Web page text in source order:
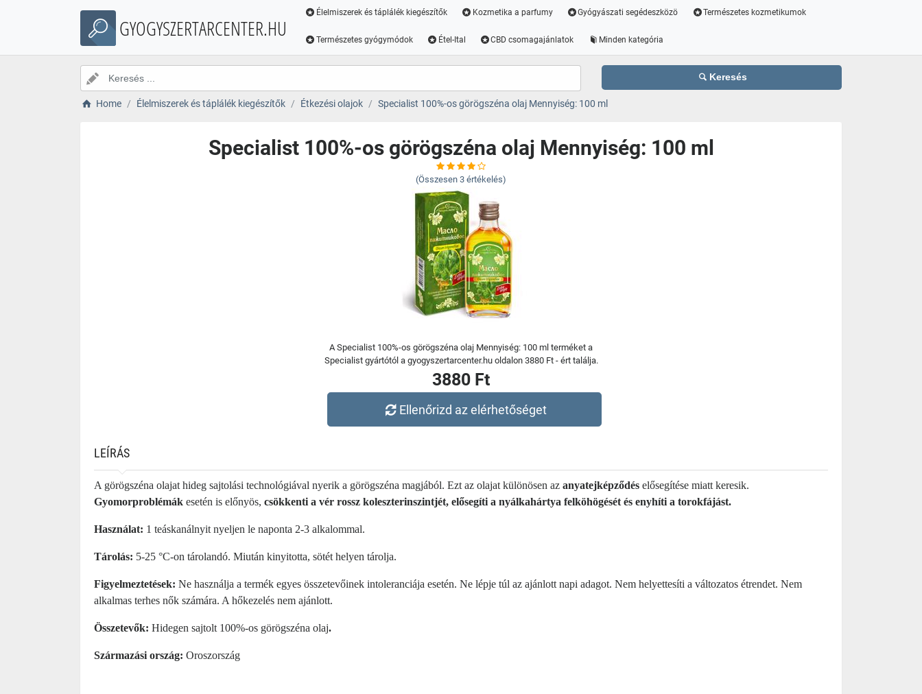
GYOGYSZERTARCENTER.HU
Élelmiszerek és táplálék kiegészítők Kozmetika a parfumy Gyógyászati segédeszközö Természetes kozmetikumok
Természetes gyógymódok Étel-Ital CBD csomagajánlatok Minden kategória
Keresés
Home Élelmiszerek és táplálék kiegészítők Étkezési olajok Specialist 100%-os görögszéna olaj Mennyiség: 100 ml
Specialist 100%-os görögszéna olaj Mennyiség: 100 ml
(Összesen 3 értékelés)
A Specialist 100%-os görögszéna olaj Mennyiség: 100 ml terméket a
Specialist gyártótól a gyogyszertarcenter.hu oldalon 3880 Ft - ért találja.
3880 Ft
Ellenőrizd az elérhetőséget
LEÍRÁS
A görögszéna olajat hideg sajtolási technológiával nyerik a görögszéna magjából. Ezt az olajat különösen az anyatejképződés elősegítése miatt keresik.
Gyomorproblémák esetén is előnyös, csökkenti a vér rossz koleszterinszintjét, elősegíti a nyálkahártya felköhögését és enyhíti a torokfájást.
Használat: 1 teáskanálnyit nyeljen le naponta 2-3 alkalommal.
Tárolás: 5-25 °C-on tárolandó. Miután kinyitotta, sötét helyen tárolja.
Figyelmeztetések: Ne használja a termék egyes összetevőinek intoleranciája esetén. Ne lépje túl az ajánlott napi adagot. Nem helyettesíti a változatos étrendet. Nem
alkalmas terhes nők számára. A hőkezelés nem ajánlott.
Összetevők: Hidegen sajtolt 100%-os görögszéna olaj.
Származási ország: Oroszország